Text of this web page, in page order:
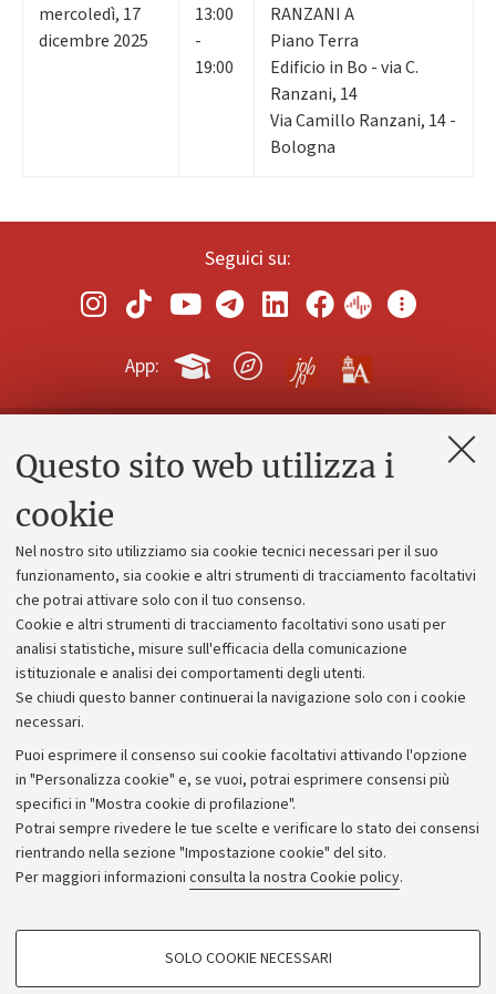
Questo sito web utilizza i
cookie
Nel nostro sito utilizziamo sia cookie tecnici necessari per il suo
funzionamento, sia cookie e altri strumenti di tracciamento facoltativi
che potrai attivare solo con il tuo consenso.
Cookie e altri strumenti di tracciamento facoltativi sono usati per
analisi statistiche, misure sull'efficacia della comunicazione
istituzionale e analisi dei comportamenti degli utenti.
Se chiudi questo banner continuerai la navigazione solo con i cookie
necessari.
Puoi esprimere il consenso sui cookie facoltativi attivando l'opzione
in "Personalizza cookie" e, se vuoi, potrai esprimere consensi più
specifici in "Mostra cookie di profilazione".
Potrai sempre rivedere le tue scelte e verificare lo stato dei consensi
rientrando nella sezione "Impostazione cookie" del sito.
Per maggiori informazioni consulta la nostra Cookie policy.
COOKIE DI PROFILAZIONE - FACOLTATIVI
SOLO COOKIE NECESSARI
mercoledì, 17
dicembre 2025
13:00
-
19:00
RANZANI A
Piano Terra
Edificio in Bo - via C.
Ranzani, 14
Via Camillo Ranzani, 14 -
Bologna
Seguici su:
App:
Contatti e PEC
Alumni community
Piano strategico
Bilanci
Donazioni e 5x1000
Bandi, gare e concorsi
Albo online
Amministrazione trasparente
Atti di notifica
Informazioni sul sito e accessibilità
Dichiarazione di accessibilità
Privacy e note legali